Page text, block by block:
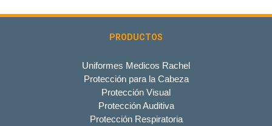
PRODUCTOS
Uniformes Medicos Rachel
Protección para la Cabeza
Protección Visual
Protección Auditiva
Protección Respiratoria